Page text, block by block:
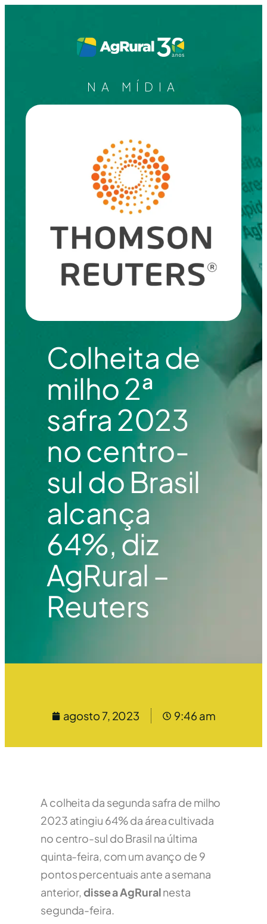
NA MÍDIA
Colheita de
milho 2ª
safra 2023
no centro-
sul do Brasil
alcança
64%, diz
AgRural –
Reuters
agosto 7, 2023 9:46 am
A colheita da segunda safra de milho
2023 atingiu 64% da área cultivada
no centro-sul do Brasil na última
quinta-feira, com um avanço de 9
pontos percentuais ante a semana
anterior,disse a AgRuralnesta
segunda-feira.